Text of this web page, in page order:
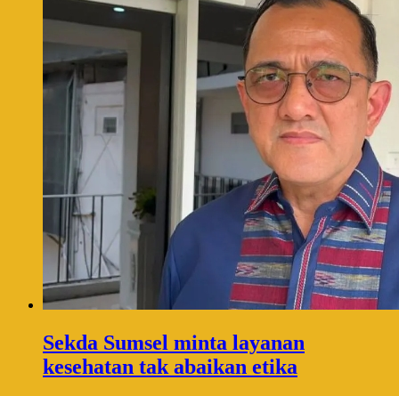
Sekda Sumsel minta layanan
kesehatan tak abaikan etika